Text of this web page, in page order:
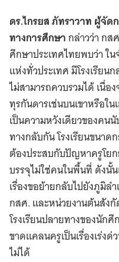
ดร.ไกรยส ภัทราวาท ผู้จัด
ทางการศึกษากล่าวว่า กส
ศึกษาประเทศไทยพบว่า ใ
แห่งทั่วประเทศ มีโรงเรียน
ไม่สามารถควบรวมได้ เนื่
ทุรกันดารเช่นบนเขาหรือใน
เป็นความหวังเดียวของค
ทางกลับกัน โรงเรียนขนาด
ต้องประสบกับปัญหาครูโย
บรรจุไม่ใช่คนในพื้นที่ ดังนั้
เรื่องขอย้ายกลับไปยังภูมิลำ
กสศ. และหน่วยงานต้นสัง
โรงเรียนปลายทางของนัก
ขาดแคลนครูเป็นเรื่องเร่ง
ไม่ได้